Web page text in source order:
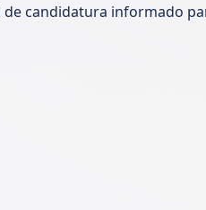
candidatura informado